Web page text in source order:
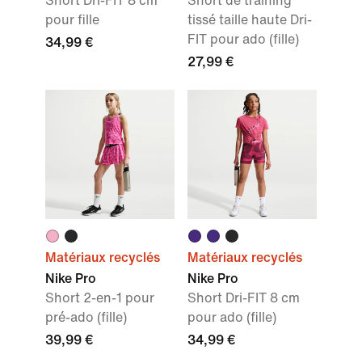
pour fille
34,99 €
tissé taille haute Dri-
FIT pour ado (fille)
27,99 €
Matériaux recyclés
Nike Pro
Short 2-en-1 pour
pré-ado (fille)
39,99 €
Matériaux recyclés
Nike Pro
Short Dri-FIT 8 cm
pour ado (fille)
34,99 €